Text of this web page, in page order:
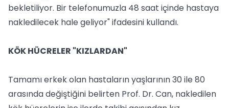
bekletiliyor. Bir telefonumuzla 48 saat içinde hastaya
nakledilecek hale geliyor" ifadesini kullandı.
KÖK HÜCRELER "KIZLARDAN"
Tamamı erkek olan hastaların yaşlarının 30 ile 80
arasında değiştiğini belirten Prof. Dr. Can, nakledilen